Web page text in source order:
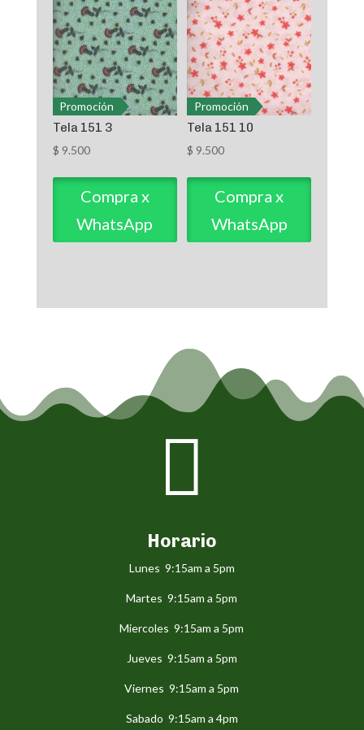
Promoción
Tela 151 3
$ 9.500
Compra x
WhatsApp
Promoción
Tela 151 10
$ 9.500
Compra x
WhatsApp

Horario
Lunes 9:15am a 5pm
Martes 9:15am a 5pm
Miercoles 9:15am a 5pm
Jueves 9:15am a 5pm
Viernes 9:15am a 5pm
Sabado 9:15am a 4pm